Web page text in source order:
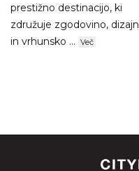
prestižno destinacijo, ki
združuje zgodovino, dizajn
in vrhunsko ... Več